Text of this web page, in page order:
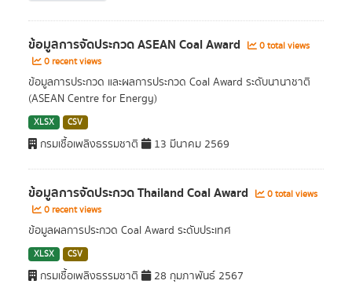
ข้อมูลการจัดประกวด ASEAN Coal Award
0 total views
0 recent views
ข้อมูลการประกวด และผลการประกวด Coal Award ระดับนานาชาติ
(ASEAN Centre for Energy)
XLSX CSV
กรมเชื้อเพลิงธรรมชาติ 13 มีนาคม 2569
ข้อมูลการจัดประกวด Thailand Coal Award
0 total views
0 recent views
ข้อมูลผลการประกวด Coal Award ระดับประเทศ
XLSX CSV
กรมเชื้อเพลิงธรรมชาติ 28 กุมภาพันธ์ 2567